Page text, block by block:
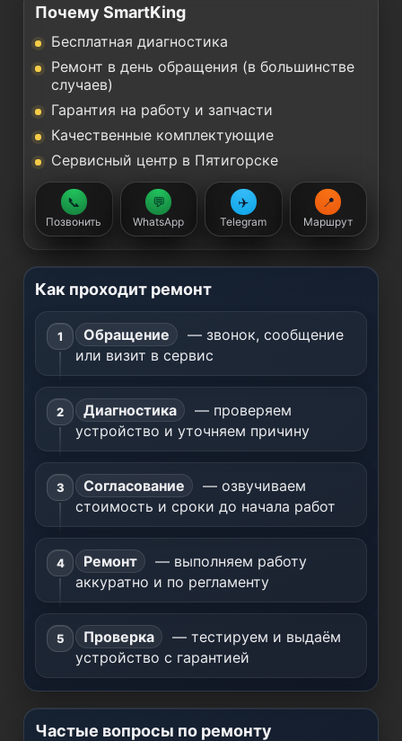
Почему SmartKing
Бесплатная диагностика
Ремонт в день обращения (в большинстве
случаев)
Гарантия на работу и запчасти
Качественные комплектующие
Сервисный центр в Пятигорске
📞
Позвонить
💬
WhatsApp
✈️
Telegram
📍
Маршрут
Как проходит ремонт
Обращение
— звонок, сообщение
или визит в сервис
Диагностика
— проверяем
устройство и уточняем причину
Согласование
— озвучиваем
стоимость и сроки до начала работ
Ремонт
— выполняем работу
аккуратно и по регламенту
Проверка
— тестируем и выдаём
устройство с гарантией
Частые вопросы по ремонту